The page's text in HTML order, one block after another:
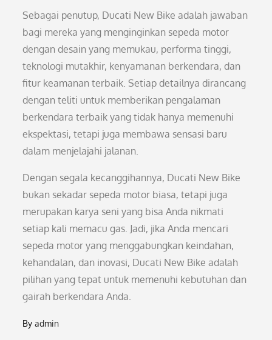
Sebagai penutup, Ducati New Bike adalah jawaban
bagi mereka yang menginginkan sepeda motor
dengan desain yang memukau, performa tinggi,
teknologi mutakhir, kenyamanan berkendara, dan
fitur keamanan terbaik. Setiap detailnya dirancang
dengan teliti untuk memberikan pengalaman
berkendara terbaik yang tidak hanya memenuhi
ekspektasi, tetapi juga membawa sensasi baru
dalam menjelajahi jalanan.
Dengan segala kecanggihannya, Ducati New Bike
bukan sekadar sepeda motor biasa, tetapi juga
merupakan karya seni yang bisa Anda nikmati
setiap kali memacu gas. Jadi, jika Anda mencari
sepeda motor yang menggabungkan keindahan,
kehandalan, dan inovasi, Ducati New Bike adalah
pilihan yang tepat untuk memenuhi kebutuhan dan
gairah berkendara Anda.
Byadmin